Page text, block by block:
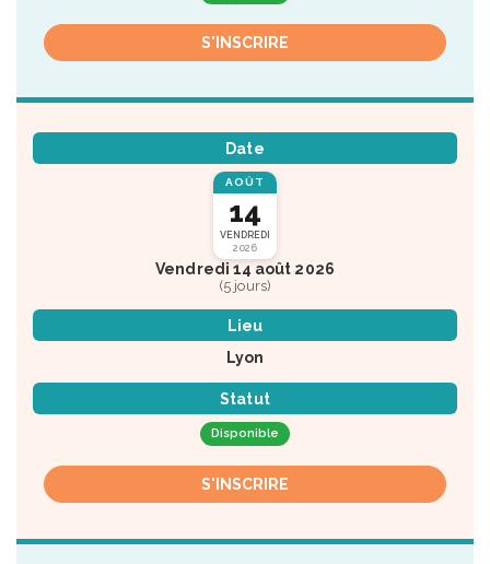
S'INSCRIRE
Date
AOÛT
14
VENDREDI
2026
Vendredi 14 août 2026
(5 jours)
Lieu
Lyon
Statut
Disponible
S'INSCRIRE